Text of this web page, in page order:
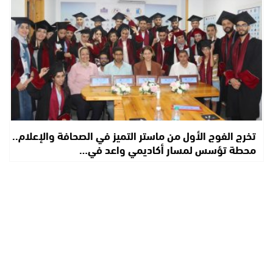
تخرج الفوج الأول من ماستر التميز في الصحافة والإعلام..
محطة تؤسس لمسار أكاديمي واعد في…